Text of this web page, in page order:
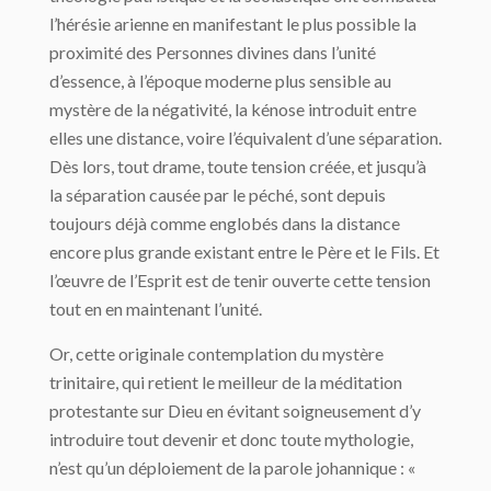
l’hérésie arienne en manifestant le plus possible la
proximité des Personnes divines dans l’unité
d’essence, à l’époque moderne plus sensible au
mystère de la négativité, la kénose introduit entre
elles une distance, voire l’équivalent d’une séparation.
Dès lors, tout drame, toute tension créée, et jusqu’à
la séparation causée par le péché, sont depuis
toujours déjà comme englobés dans la distance
encore plus grande existant entre le Père et le Fils. Et
l’œuvre de l’Esprit est de tenir ouverte cette tension
tout en en maintenant l’unité.
Or, cette originale contemplation du mystère
trinitaire, qui retient le meilleur de la méditation
protestante sur Dieu en évitant soigneusement d’y
introduire tout devenir et donc toute mythologie,
n’est qu’un déploiement de la parole johannique : «